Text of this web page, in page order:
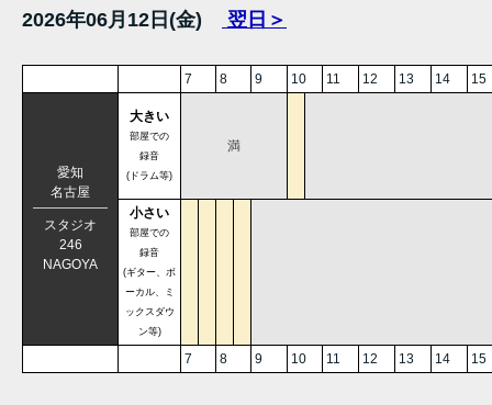
2026年06月12日(金) 翌日＞
7 8 9 10 11 12 13 14 15
愛知
名古屋
スタジオ
246
NAGOYA
大きい
部屋での
録音
(ドラム等)
満
小さい
部屋での
録音
(ギター、ボ
ーカル、ミ
ックスダウ
ン等)
7 8 9 10 11 12 13 14 15